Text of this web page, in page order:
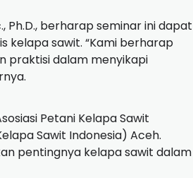
Ph.D., berharap seminar ini dapat
kelapa sawit. “Kami berharap
praktisi dalam menyikapi
Petani Kelapa Sawit
Sawit Indonesia) Aceh.
pentingnya kelapa sawit dalam